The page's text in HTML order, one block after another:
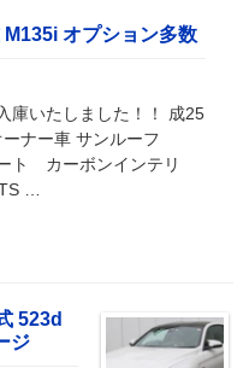
オプション多数
庫いたしました！！ 成25
ナー車 サンルーフ
ト カーボンインテリ
…
523d
ジ